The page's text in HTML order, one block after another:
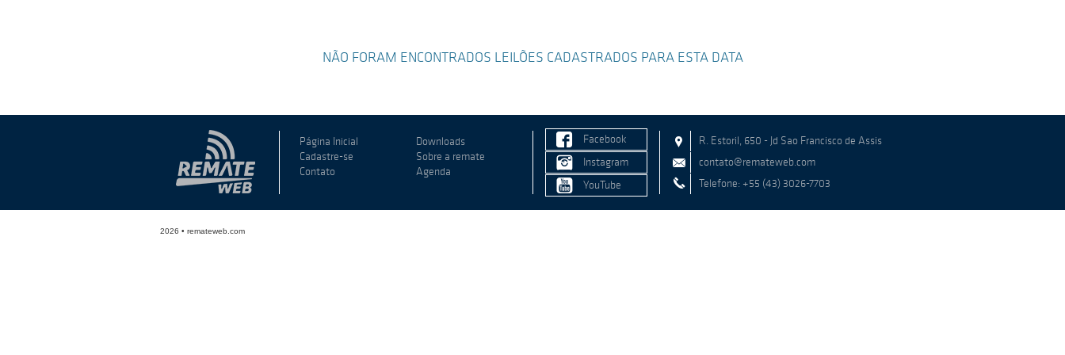
NÃO FORAM ENCONTRADOS LEILÕES CADASTRADOS PARA ESTA DATA
Página Inicial
Downloads
Cadastre-se
Sobre a remate
Contato
Agenda
Facebook
Instagram
YouTube
R. Estoril, 650 - Jd Sao Francisco de Assis
contato@remateweb.com
Telefone: +55 (43) 3026-7703
2026 • remateweb.com